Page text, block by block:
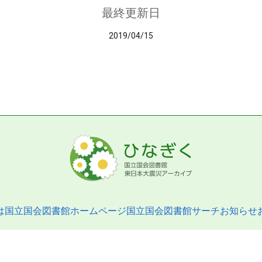
最終更新日
2019/04/15
国立国会図書館ホームページ国立国会図書館サーチお知らせ